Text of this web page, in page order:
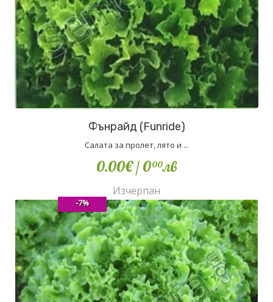
Фънрайд (Funride)
Салата за пролет, лято и ...
0.00€/ 000лв
Изчерпан
-7%